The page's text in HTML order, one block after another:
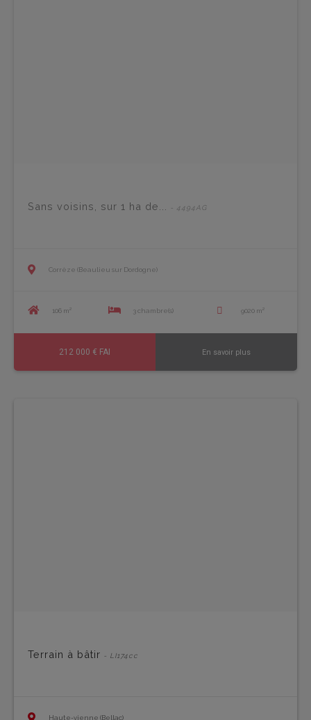
Sans voisins, sur 1 ha de... - 4494AG
Corrèze (Beaulieu sur Dordogne)
106 m² 3 chambre(s) 9020 m²
212 000 € FAI En savoir plus
Terrain à bâtir - LI174cc
Haute-vienne (Bellac)